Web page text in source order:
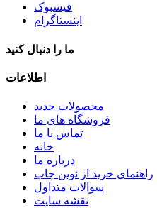
فیسبوک
اینستاگرام
ما را دنبال کنید
اطلاعات
محصولات جدید
فروشگاه های ما
تماس با ما
خانه
درباره ما
راهنمای خرید از نوین چاپ
سوالات متداول
نقشه سایت